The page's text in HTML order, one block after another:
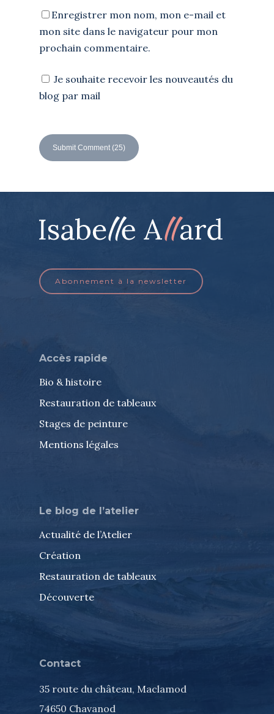
Enregistrer mon nom, mon e-mail et
mon site dans le navigateur pour mon
prochain commentaire.
Je souhaite recevoir les nouveautés du
blog par mail
Abonnement à la newsletter
Accès rapide
Bio & histoire
Restauration de tableaux
Stages de peinture
Mentions légales
Le blog de l’atelier
Actualité de l’Atelier
Création
Restauration de tableaux
Découverte
Contact
35 route du château, Maclamod
74650 Chavanod